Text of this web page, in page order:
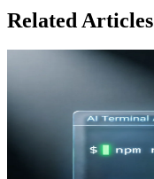
Related Articles